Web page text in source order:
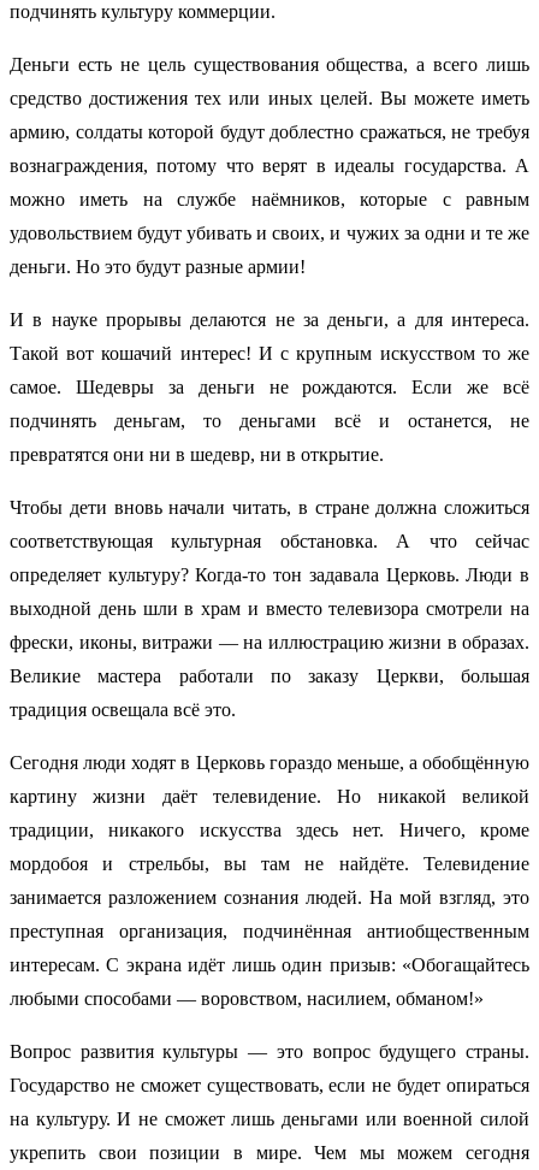
подчинять культуру коммерции.
Деньги есть не цель существования общества, а всего лишь
средство достижения тех или иных целей. Вы можете иметь
армию, солдаты которой будут доблестно сражаться, не требуя
вознаграждения, потому что верят в идеалы государства. А
можно иметь на службе наёмников, которые с равным
удовольствием будут убивать и своих, и чужих за одни и те же
деньги. Но это будут разные армии!
И в науке прорывы делаются не за деньги, а для интереса.
Такой вот кошачий интерес! И с крупным искусством то же
самое. Шедевры за деньги не рождаются. Если же всё
подчинять деньгам, то деньгами всё и останется, не
превратятся они ни в шедевр, ни в открытие.
Чтобы дети вновь начали читать, в стране должна сложиться
соответствующая культурная обстановка. А что сейчас
определяет культуру? Когда-то тон задавала Церковь. Люди в
выходной день шли в храм и вместо телевизора смотрели на
фрески, иконы, витражи — на иллюстрацию жизни в образах.
Великие мастера работали по заказу Церкви, большая
традиция освещала всё это.
Сегодня люди ходят в Церковь гораздо меньше, а обобщённую
картину жизни даёт телевидение. Но никакой великой
традиции, никакого искусства здесь нет. Ничего, кроме
мордобоя и стрельбы, вы там не найдёте. Телевидение
занимается разложением сознания людей. На мой взгляд, это
преступная организация, подчинённая антиобщественным
интересам. С экрана идёт лишь один призыв: «Обогащайтесь
любыми способами — воровством, насилием, обманом!»
Вопрос развития культуры — это вопрос будущего страны.
Государство не сможет существовать, если не будет опираться
на культуру. И не сможет лишь деньгами или военной силой
укрепить свои позиции в мире. Чем мы можем сегодня